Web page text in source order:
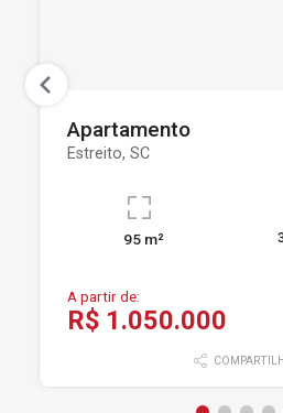
Apartamento
Estreito, SC
95 m²
A partir de:
R$ 1.050.000